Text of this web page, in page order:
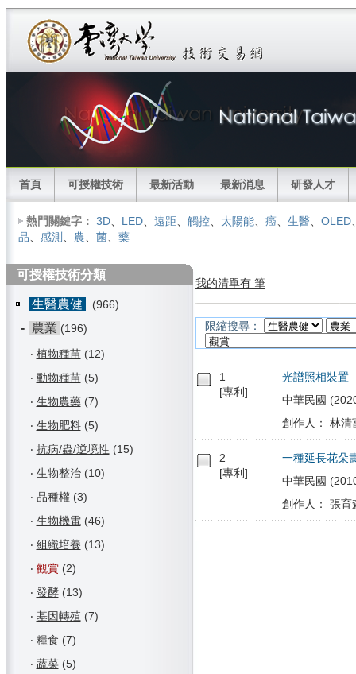
首頁 可授權技術 最新活動 最新消息 研發人才
熱門關鍵字： 3D、 LED、 遠距、 觸控、 太陽能、 癌、 生醫、 OLED
品、 感測 、 農、 菌、 藥
可授權技術分類
生醫農健 (966)
- 農業 (196)
‧ 植物種苗(12)
‧ 動物種苗(5)
‧ 生物農藥(7)
‧ 生物肥料(5)
‧ 抗病/蟲/逆境性 (15)
‧ 生物整治(10)
‧ 品種權(3)
‧ 生物機電(46)
‧ 組織培養 (13)
‧ 觀賞(2)
‧ 發酵(13)
‧ 基因轉殖 (7)
‧ 糧食 (7)
‧ 蔬菜(5)
我的清單有 筆
限縮搜尋：
1
[專利]
光譜照相裝置
中華民國
創作人： 林清
2
[專利]
一種延長花朵
中華民國
創作人： 張育